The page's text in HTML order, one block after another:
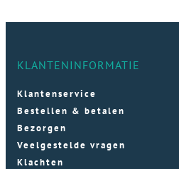
KLANTENINFORMATIE
Klantenservice
Bestellen & betalen
Bezorgen
Veelgestelde vragen
Klachten